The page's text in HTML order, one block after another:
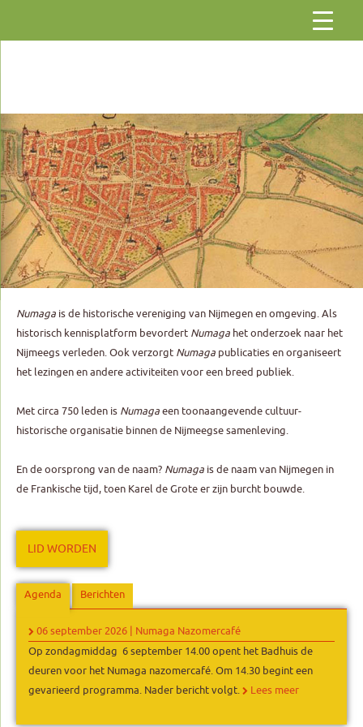
Numaga is de historische vereniging van Nijmegen en omgeving. Als
historisch kennisplatform bevordert Numaga het onderzoek naar het
Nijmeegs verleden. Ook verzorgt Numaga publicaties en organiseert
het lezingen en andere activiteiten voor een breed publiek.
Met circa 750 leden is Numagaeen toonaangevende cultuur-
historische organisatie binnen de Nijmeegse samenleving.
En de oorsprong van de naam? Numaga is de naam van Nijmegen in
de Frankische tijd, toen Karel de Grote er zijn burcht bouwde.
LID WORDEN
Agenda Berichten
06 september 2026 | Numaga Nazomercafé
Op zondagmiddag 6 september 14.00 opent het Badhuis de
deuren voor het Numaga nazomercafé. Om 14.30 begint een
gevarieerd programma. Nader bericht volgt.
Lees meer